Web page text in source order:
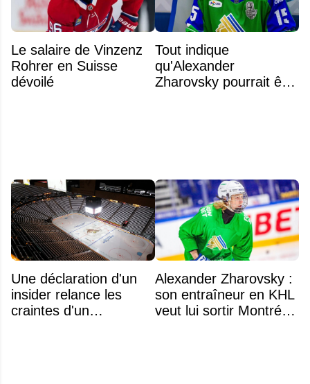
Le salaire de Vinzenz
Rohrer en Suisse
dévoilé
Tout indique
qu'Alexander
Zharovsky pourrait être
Une déclaration d'un
insider relance les
craintes d'un
Alexander Zharovsky :
son entraîneur en KHL
veut lui sortir Montréal